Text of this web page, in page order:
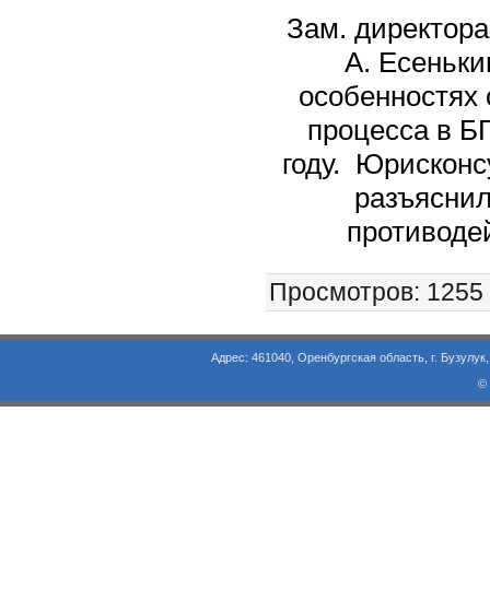
Зам.
А.
особенностях
процесса в
году.
Просмотров:
Адрес: 461040, Оренбургская область, г. Бузулук, ул.
©